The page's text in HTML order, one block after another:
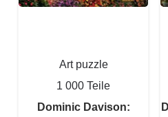
Art puzzle
1 000 Teile
Dominic Davison: